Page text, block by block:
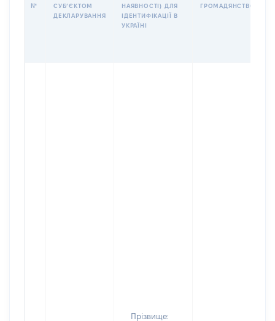
№
СУБʼЄКТОМ
ДЕКЛАРУВАННЯ
НАЯВНОСТІ) ДЛЯ
ІДЕНТИФІКАЦІЇ В
УКРАЇНІ
ГРОМАДЯНСТВО
Прізвище: